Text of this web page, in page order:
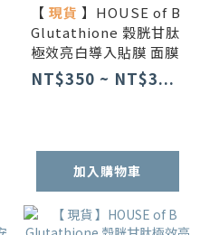
【 現貨 】HOUSE of B
Glutathione 穀胱甘肽
極效亮白導入貼膜 面膜
NT$350 ~ NT$3...
加入購物車